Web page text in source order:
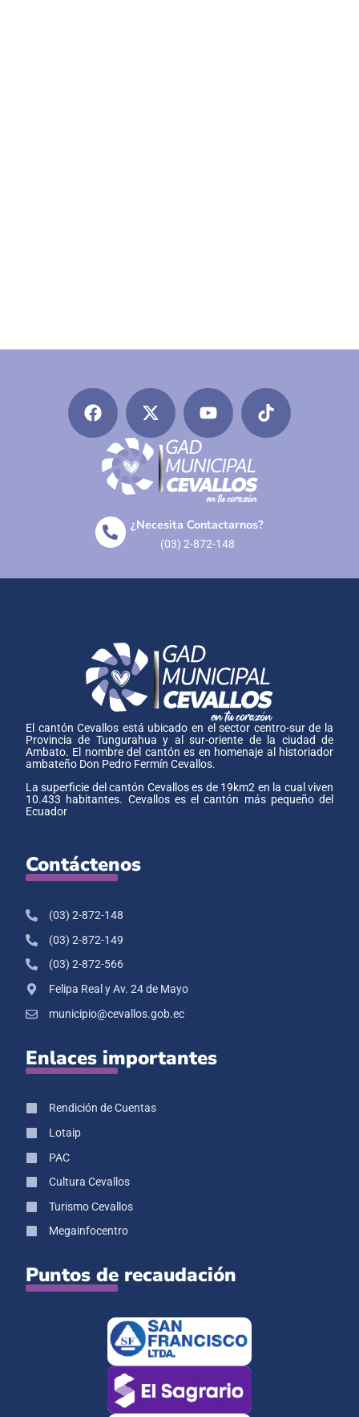
¿Necesita Contactarnos?
(03) 2-872-148
El cantón Cevallos está ubicado en el sector centro-sur de la
Provincia de Tungurahua y al sur-oriente de la ciudad de
Ambato. El nombre del cantón es en homenaje al historiador
ambateño Don Pedro Fermín Cevallos.
La superficie del cantón Cevallos es de 19km2 en la cual viven
10.433 habitantes. Cevallos es el cantón más pequeño del
Ecuador
Contáctenos
(03) 2-872-148
(03) 2-872-149
(03) 2-872-566
Felipa Real y Av. 24 de Mayo
municipio@cevallos.gob.ec
Enlaces importantes
Rendición de Cuentas
Lotaip
PAC
Cultura Cevallos
Turismo Cevallos
Megainfocentro
Puntos de recaudación